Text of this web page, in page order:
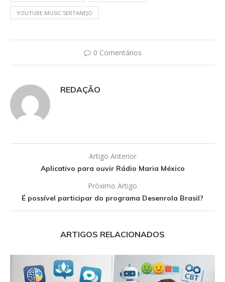
YOUTUBE MUSIC SERTANEJO
0 Comentários
REDAÇÃO
Artigo Anterior
Aplicativo para ouvir Rádio Maria México
Próximo Artigo
É possível participar do programa Desenrola Brasil?
ARTIGOS RELACIONADOS